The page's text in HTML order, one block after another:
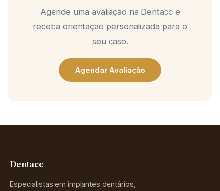
Agende uma avaliação na Dentacc e
receba orientação personalizada para o
seu caso.
Agendar Avaliação
Dentacc
Especialistas em implantes dentários,